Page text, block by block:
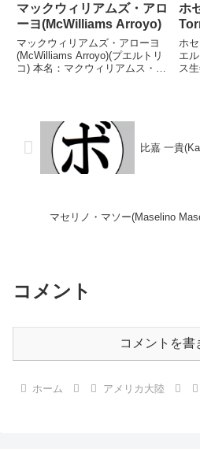
マックウィリアムズ・アロ
ーヨ(McWilliams Arroyo)
マックウィリアムズ・アローヨ
(McWilliams Arroyo)(プエルトリ
コ) 本名：マクウィリアムス・ア
効試合 【獲得タイトル】20...
ホ
ホ
エ
ス
比嘉 一貴
マセリノ・マソー(Maselino
コメント
コメントを書
ホーム アメリカ大陸